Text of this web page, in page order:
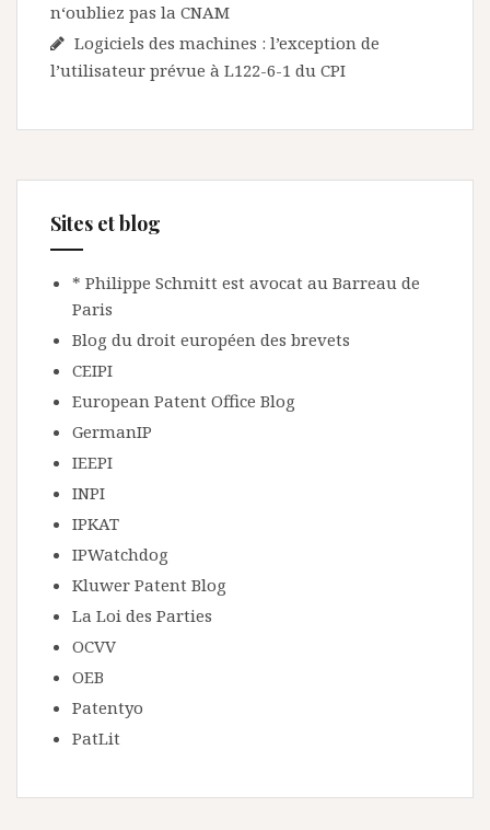
n‘oubliez pas la CNAM
Logiciels des machines : l’exception de
l’utilisateur prévue à L122-6-1 du CPI
Sites et blog
* Philippe Schmitt est avocat au Barreau de
Paris
Blog du droit européen des brevets
CEIPI
European Patent Office Blog
GermanIP
IEEPI
INPI
IPKAT
IPWatchdog
Kluwer Patent Blog
La Loi des Parties
OCVV
OEB
Patentyo
PatLit